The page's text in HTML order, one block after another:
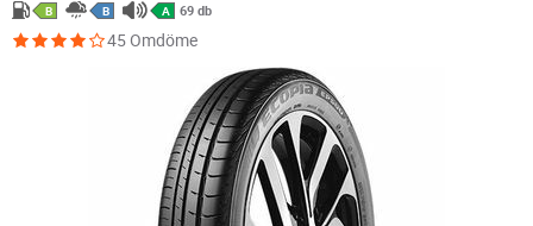
B B A 69 db
45 Omdöme